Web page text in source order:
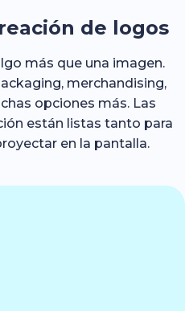
de logos
más que una imagen.
merchandising,
opciones más. Las
están listas tanto para
en la pantalla.